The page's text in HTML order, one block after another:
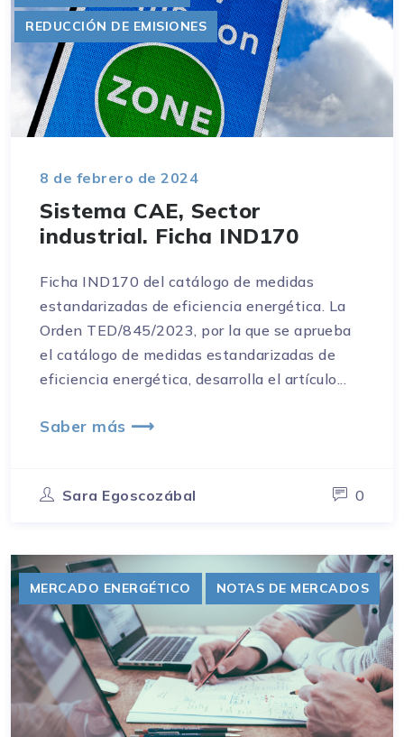
REDUCCIÓN DE EMISIONES
8 de febrero de 2024
Sistema CAE, Sector
industrial. Ficha IND170
Ficha IND170 del catálogo de medidas
estandarizadas de eficiencia energética. La
Orden TED/845/2023, por la que se aprueba
el catálogo de medidas estandarizadas de
eficiencia energética, desarrolla el artículo...
Saber más ⟶
Sara Egoscozábal 0
MERCADO ENERGÉTICO NOTAS DE MERCADOS